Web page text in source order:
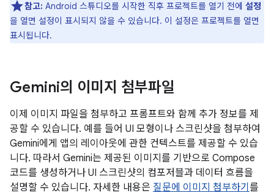
참고: Android 스튜디오를 시작한 직후 프로젝트를 열기 전에 설정
을 열면 설정이 표시되지 않을 수 있습니다. 이 설정은 프로젝트를 열면
표시됩니다.
Gemini의 이미지 첨부파일
이제 이미지 파일을 첨부하고 프롬프트와 함께 추가 정보를 제
공할 수 있습니다. 예를 들어 UI 모형이나 스크린샷을 첨부하여
Gemini에게 앱의 레이아웃에 관한 컨텍스트를 제공할 수 있습
니다. 따라서 Gemini는 제공된 이미지를 기반으로 Compose
코드를 생성하거나 UI 스크린샷의 컴포저블과 데이터 흐름을
설명할 수 있습니다. 자세한 내용은 질문에 이미지 첨부하기 를